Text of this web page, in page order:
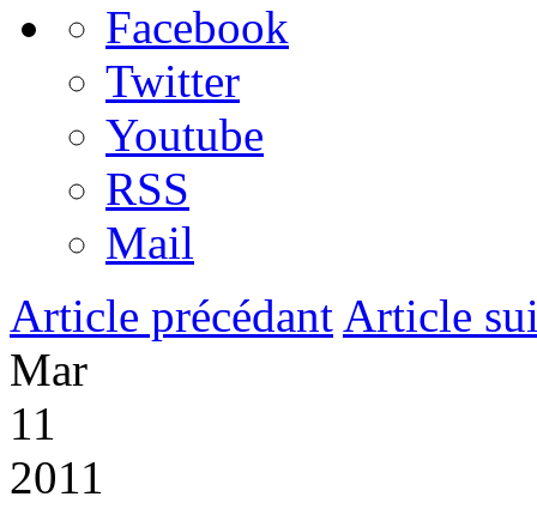
Facebook
Twitter
Youtube
RSS
Mail
Article précédant Article
Mar
11
2011